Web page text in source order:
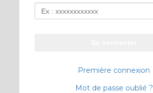
Première connexion
Mot de passe oublié ?